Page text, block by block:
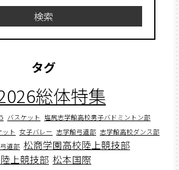
検索
タグ
総体特集
バスケット 塩尻志学館高校男子バドミントン部
ット 女子バレー 志学館弓道部 志学館高校ダンス部
道部 松商学園高校陸上競技部
上競技部 松本国際